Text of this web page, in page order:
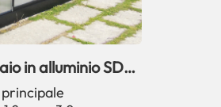
in alluminio SD e